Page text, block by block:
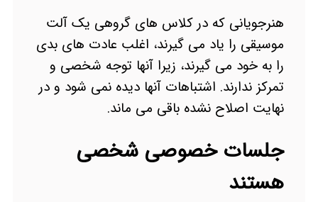
هنرجویانی که در کلاس های گروهی یک آلت
موسیقی را یاد می گیرند، اغلب عادت های بدی
را به خود می گیرند، زیرا آنها توجه شخصی و
تمرکز ندارند. اشتباهات آنها دیده نمی شود و در
نهایت اصلاح نشده باقی می ماند.
جلسات خصوصی شخصی
هستند